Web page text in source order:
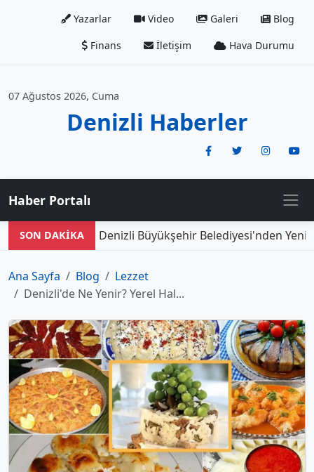
Yazarlar Video Galeri
Blog
Finans
İletişim Hava Durumu
07 Ağustos 2026, Cuma
Denizli Haberler
Haber Portalı
SON DAKİKA Denizli Büyükşehir Belediyesi'nden Yeni
Ana Sayfa Blog
Lezzet
Denizli'de Ne Yenir? Yerel Hal...